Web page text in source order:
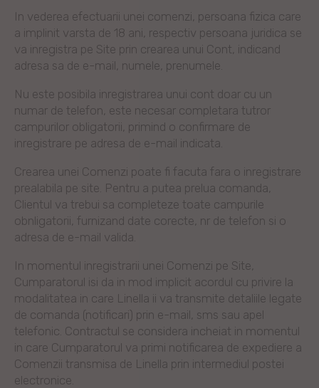
In vederea efectuarii unei comenzi, persoana fizica care
a implinit varsta de 18 ani, respectiv persoana juridica se
va inregistra pe Site prin crearea unui Cont, indicand
adresa sa de e-mail, numele, prenumele.
Nu este posibila inregistrarea unui cont doar cu un
numar de telefon, este necesar completara tutror
campurilor obligatorii, primind o confirmare de
inregistrare pe adresa de e-mail indicata.
Crearea unei Comenzi poate fi facuta fara o inregistrare
prealabila pe site. Pentru a putea prelua comanda,
Clientul va trebui sa completeze toate campurile
obnligatorii, furnizand date corecte, nr de telefon si o
adresa de e-mail valida.
In momentul inregistrarii unei Comenzi pe Site,
Cumparatorul isi da in mod implicit acordul cu privire la
modalitatea in care Linella ii va transmite detaliile legate
de comanda (notificari) prin e-mail, sms sau apel
telefonic. Contractul se considera incheiat in momentul
in care Cumparatorul va primi notificarea de expediere a
Comenzii transmisa de Linella prin intermediul postei
electronice.